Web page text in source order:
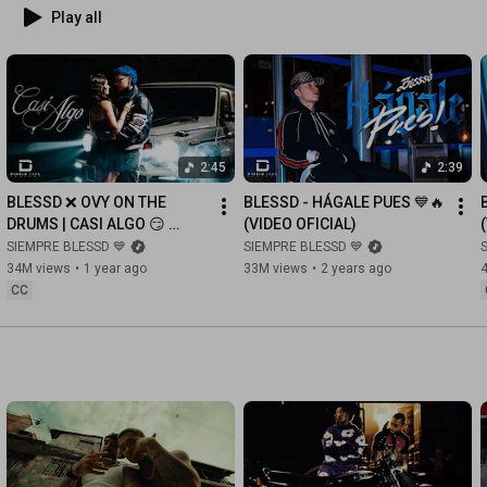
Play all
2:45
BLESSD ❌ OVY ON THE
DRUMS | CASI ALGO 😏
(VIDEO OFICIAL)
SIEMPRE BLESSD 💙
34M views • 1 year ago
CC
2:39
BLESSD - HÁGALE PUES 💙🔥
(VIDEO OFICIAL)
SIEMPRE BLESSD 💙
33M views • 2 years ago